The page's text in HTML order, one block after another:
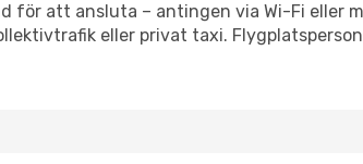
för att ansluta – antingen via Wi-Fi
eller privat taxi.